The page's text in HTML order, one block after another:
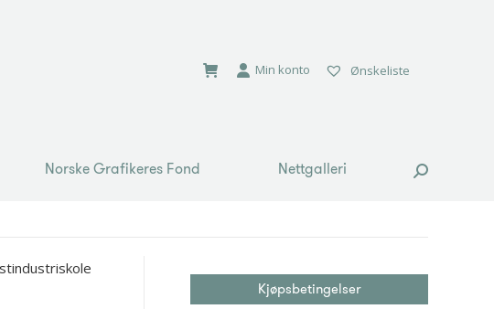
Min konto Ønskeliste
Norske Grafikeres Fond Nettgalleri Search:
Kjøpsbetingelser